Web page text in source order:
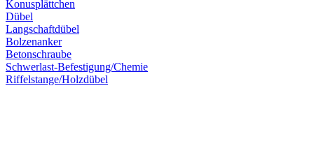
Konusplättchen
Dübel
Langschaftdübel
Bolzenanker
Betonschraube
Schwerlast-Befestigung/Chemie
Riffelstange/Holzdübel